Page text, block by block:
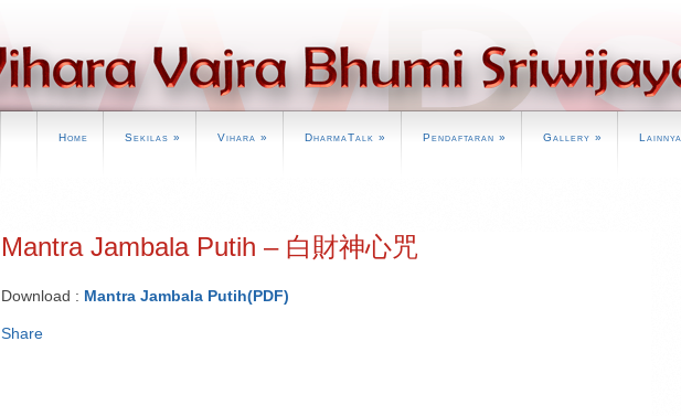
Home Sekilas » Vihara » DharmaTalk » Pendaftaran » Gallery » Lainnya
Mantra Jambala Putih – 白財神心咒
Download : Mantra Jambala Putih(PDF)
Share